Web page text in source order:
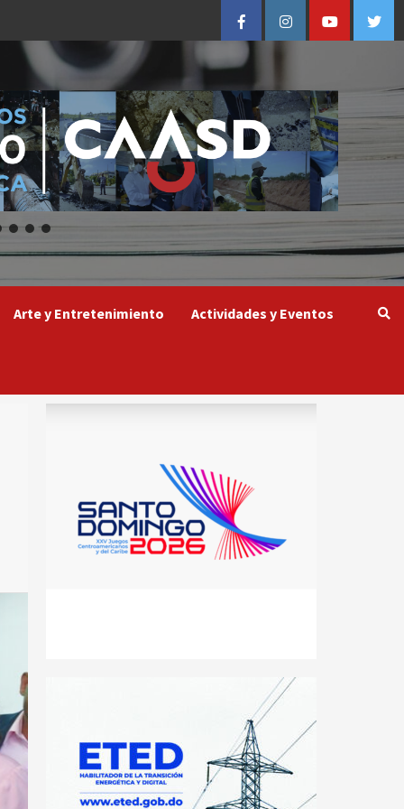
FacebookInstagramYoutube
Arte y Entretenimiento Actividades y Eventos